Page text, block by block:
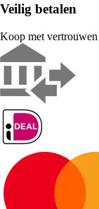
Veilig betalen
Koop met vertrouwen